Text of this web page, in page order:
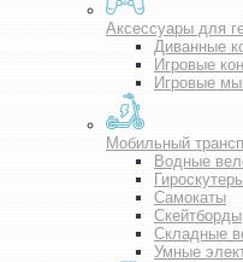
Аксессуары для
Диванные
Игровые
Игровые
Мобильный
Водные
Самокаты
Скейтборды
Складные
Умные